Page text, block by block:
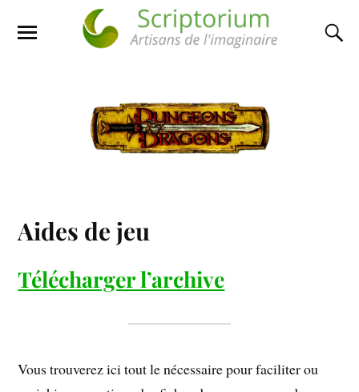
Aides de jeu
Télécharger l’archive
Vous trouverez ici tout le nécessaire pour faciliter ou